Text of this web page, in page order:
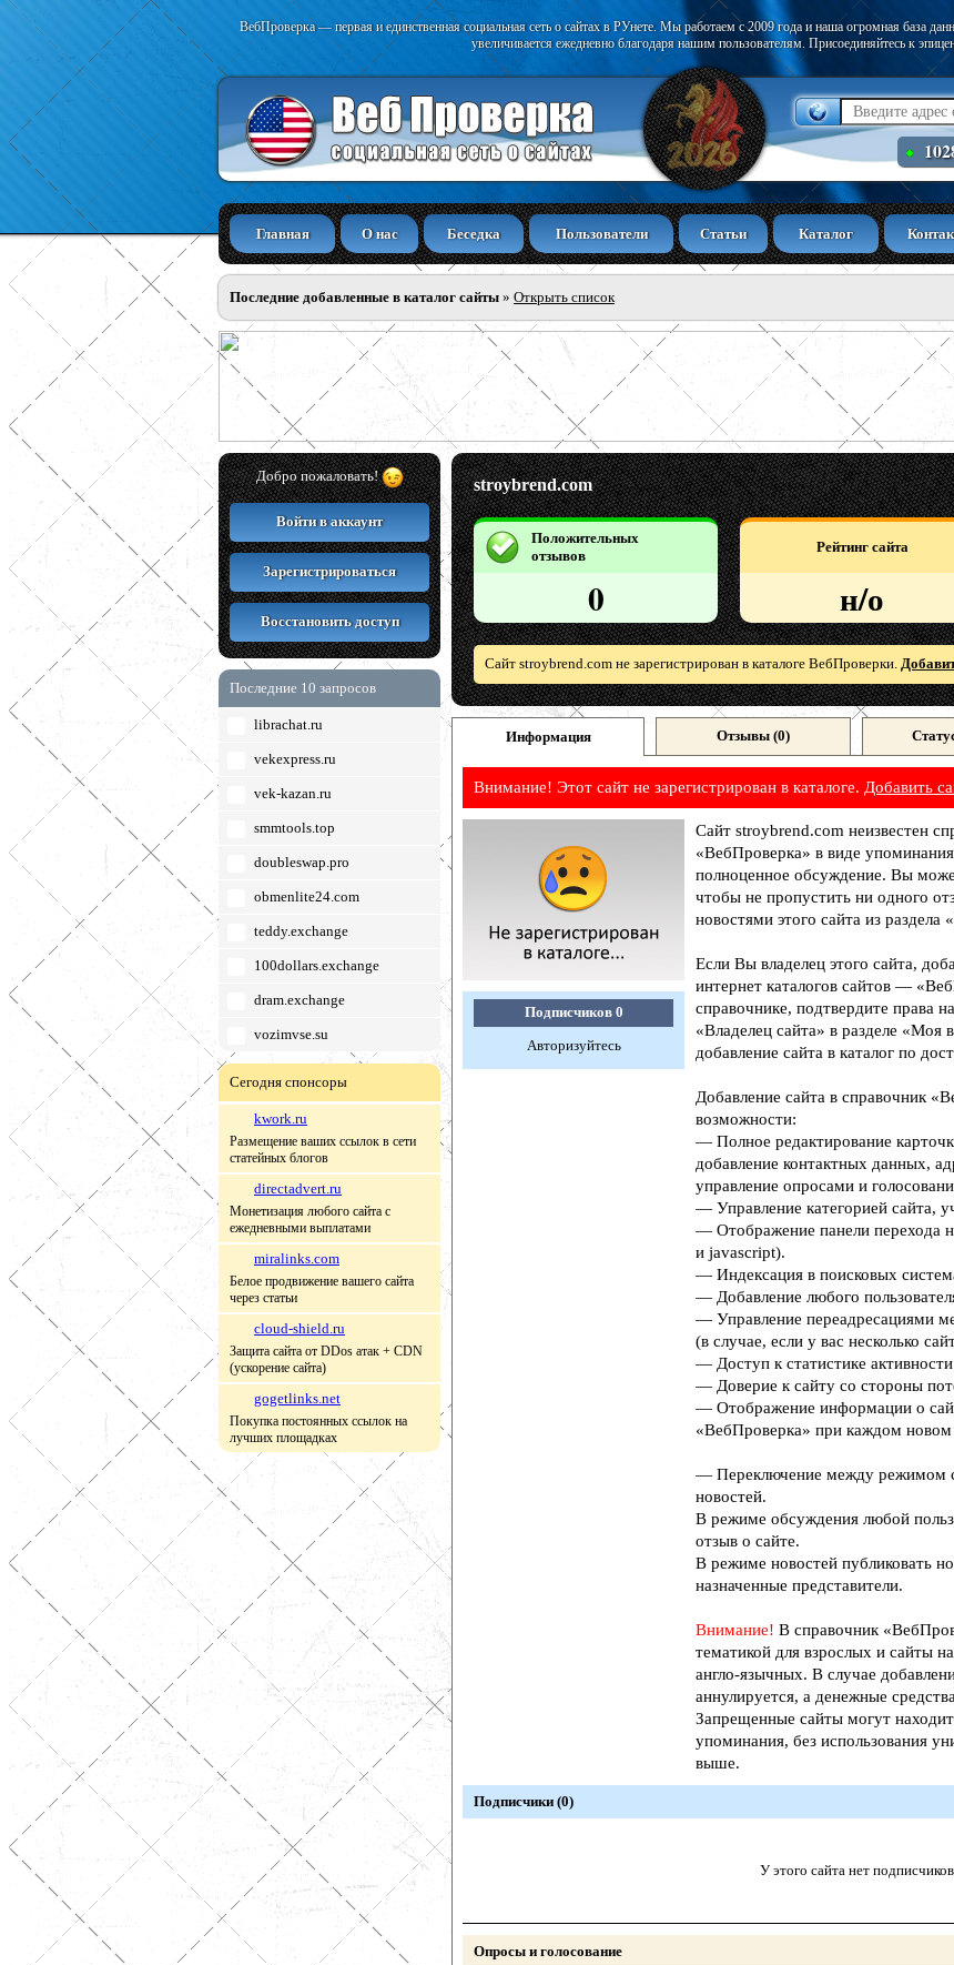
ВебПроверка — первая и единственная социальная сеть о сайтах в РУнете. Мы работаем с 2009 года и наша огромная база
увеличивается ежедневно благодаря нашим пользователям. Присоединяйтесь к
Главная О нас Беседка Пользователи Статьи Каталог
Последние добавленные в каталог сайты » Открыть список
Добро пожаловать!
Войти в аккаунт
Зарегистрироваться
Восстановить доступ
Последние 10 запросов
librachat.ru
vekexpress.ru
vek-kazan.ru
smmtools.top
doubleswap.pro
obmenlite24.com
teddy.exchange
100dollars.exchange
dram.exchange
vozimvse.su
Сегодня спонсоры
kwork.ru
Размещение ваших ссылок в сети
статейных блогов
directadvert.ru
Монетизация любого сайта с
ежедневными выплатами
miralinks.com
Белое продвижение вашего сайта
через статьи
cloud-shield.ru
Защита сайта от DDos атак + CDN
(ускорение сайта)
gogetlinks.net
Покупка постоянных ссылок на
лучших площадках
stroybrend.com
Положительных
отзывов
0
Рейтинг сайта
н/о
Сайт stroybrend.com не зарегистрирован в каталоге ВебПроверки.
Информация Отзывы (0)
Внимание! Этот сайт не зарегистрирован в каталоге. Добавить
Подписчиков 0
Авторизуйтесь
Сайт stroybrend.com неизвестен
«ВебПроверка» в виде
полноценное обсуждение. Вы
чтобы не пропустить ни одного
новостями этого сайта из раздела
Если Вы владелец этого сайта,
интернет каталогов сайтов —
справочнике, подтвердите права
«Владелец сайта» в разделе «Моя
добавление сайта в каталог по
Добавление сайта в справочник
возможности:
— Полное редактирование
добавление контактных данных,
управление опросами и
— Управление категорией сайта,
— Отображение панели перехода
и javascript).
— Индексация в поисковых
— Добавление любого
— Управление переадресациями
(в случае, если у вас несколько
— Доступ к статистике
— Доверие к сайту со стороны
— Отображение информации о
«ВебПроверка» при каждом
— Переключение между режимом
новостей.
В режиме обсуждения любой
отзыв о сайте.
В режиме новостей публиковать
назначенные представители.
Внимание! В справочник
тематикой для взрослых и сайты
англо-язычных. В случае
аннулируется, а денежные
Запрещенные сайты могут
упоминания, без использования
выше.
Подписчики (0)
У этого сайта нет
Опросы и голосование